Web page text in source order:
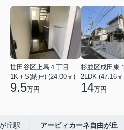
世田谷区上馬４丁目
1K＋S(納戸) (24.00㎡)
9.5万円
杉並区成田東
2LDK (47.16
14万円
丘駅 アービィカーネ自由が